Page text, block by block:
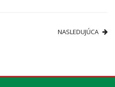
NASLEDUJÚCA